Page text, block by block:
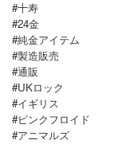
#十寿
#24金
#純金アイテム
#製造販売
#通販
#UKロック
#イギリス
#ピンクフロイド
#アニマルズ